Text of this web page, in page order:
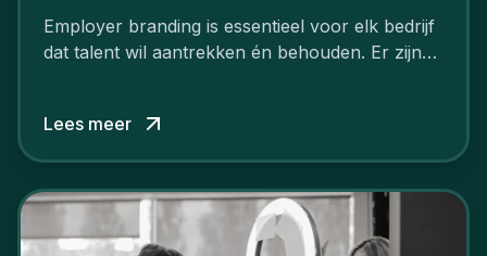
Employer branding is essentieel voor elk bedrijf
dat talent wil aantrekken én behouden. Er zijn
niet van vandaag op morgen. Hoe pak je dat
aan, starten met employer branding?
Lees meer